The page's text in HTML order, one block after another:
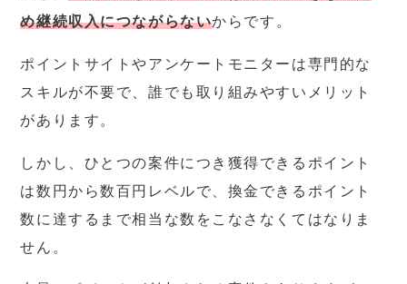
め継続収入につながらないからです。
ポイントサイトやアンケートモニターは専門的な
スキルが不要で、誰でも取り組みやすいメリット
があります。
しかし、ひとつの案件につき獲得できるポイント
は数円から数百円レベルで、換金できるポイント
数に達するまで相当な数をこなさなくてはなりま
せん。